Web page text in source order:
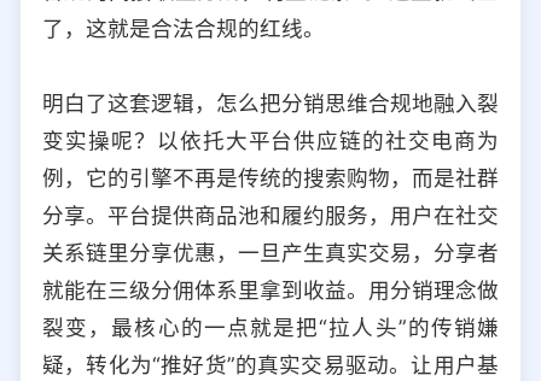
了，这就是合法合规的红线。
明白了这套逻辑，怎么把分销思维合规地融入裂
变实操呢？以依托大平台供应链的社交电商为
例，它的引擎不再是传统的搜索购物，而是社群
分享。平台提供商品池和履约服务，用户在社交
关系链里分享优惠，一旦产生真实交易，分享者
就能在三级分佣体系里拿到收益。用分销理念做
裂变，最核心的一点就是把“拉人头”的传销嫌
疑，转化为“推好货”的真实交易驱动。让用户基